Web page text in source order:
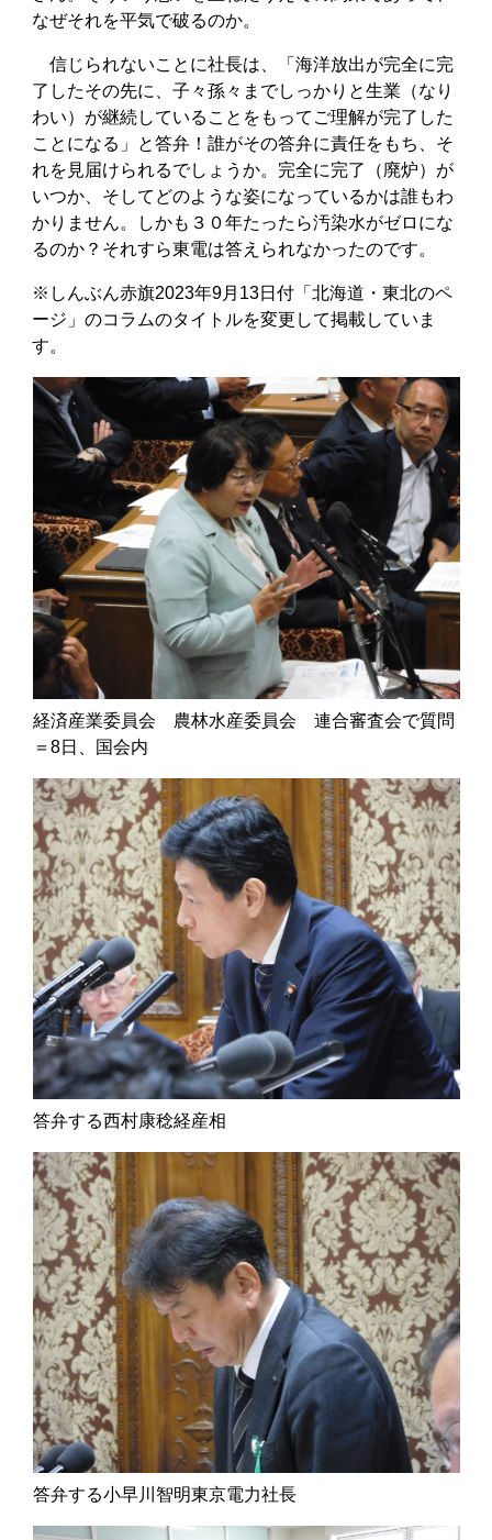
なぜそれを平気で破るのか。
信じられないことに社長は、「海洋放出が完全に完
了したその先に、子々孫々までしっかりと生業（なり
わい）が継続していることをもってご理解が完了した
ことになる」と答弁！誰がその答弁に責任をもち、そ
れを見届けられるでしょうか。完全に完了（廃炉）が
いつか、そしてどのような姿になっているかは誰もわ
かりません。しかも３０年たったら汚染水がゼロにな
るのか？それすら東電は答えられなかったのです。
※しんぶん赤旗2023年9月13日付「北海道・東北のペ
ージ」のコラムのタイトルを変更して掲載していま
す。
経済産業委員会 農林水産委員会 連合審査会で質問
＝8日、国会内
答弁する西村康稔経産相
答弁する小早川智明東京電力社長